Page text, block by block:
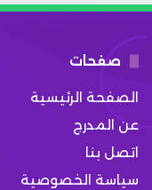
صفحات
الصفحة الرئيسية
عن المدرج
اتصل بنا
سياسة الخصوصية